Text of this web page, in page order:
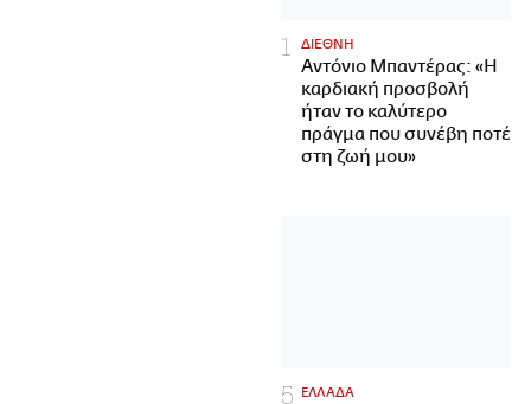
ΔΙΕΘΝΗ
Αντόνιο Μπαντέρας: «Η
καρδιακή προσβολή
ήταν το καλύτερο
πράγμα που συνέβη ποτέ
στη ζωή μου»
ΕΛΛΑΔΑ